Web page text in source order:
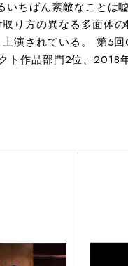
ちばん素敵なことは
り方の異なる多面体
演されている。 第5
作品部門2位、2018